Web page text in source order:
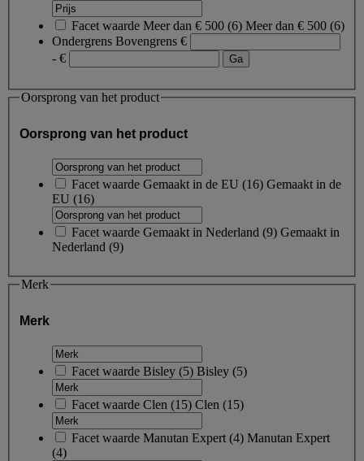
Facet waarde Meer dan € 500 (6) Meer dan € 500 (6)
Ondergrens Bovengrens €
- €
Oorsprong van het product
Oorsprong van het product
Facet waarde Gemaakt in de EU (16) Gemaakt in de
EU (16)
Facet waarde Gemaakt in Nederland (9) Gemaakt in
Nederland (9)
Merk
Merk
Facet waarde Bisley (5) Bisley (5)
Facet waarde Clen (15) Clen (15)
Facet waarde Manutan Expert (4) Manutan Expert
(4)